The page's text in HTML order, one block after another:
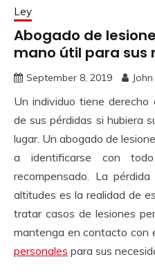
Ley
Abogado de
mano útil para sus
September 8, 2019
Un individuo tiene derecho
de sus pérdidas si hubiera
lugar. Un abogado de
a identificarse con
recompensado. La
altitudes es la realidad de
tratar casos de lesiones
mantenga en contacto con
personales para sus